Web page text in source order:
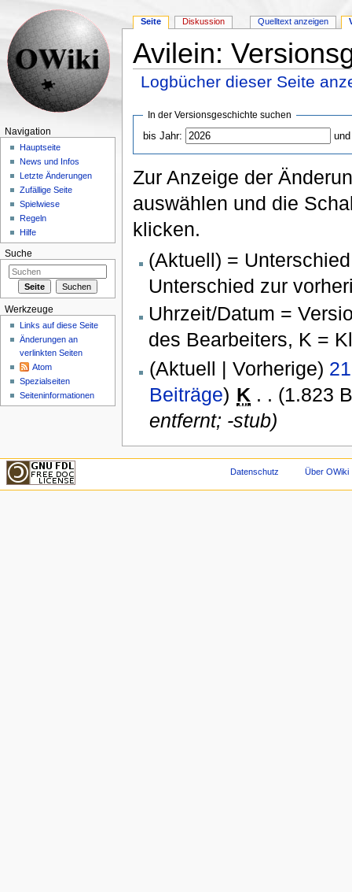
Avilein:
Logbücher dieser Seite
In der Versionsgeschichte suchen
bis Jahr:
Zur Anzeige der
auswählen und die
klicken.
(Aktuell) =
Unterschied zur
Uhrzeit/Datum =
des Bearbeiters, K =
(Aktuell | Vorherige)
Beiträge) K . . (1.823
entfernt; -stub)
Seite Diskussion Quelltext anzeigen
Navigation
Hauptseite
News und Infos
Letzte Änderungen
Zufällige Seite
Spielwiese
Regeln
Hilfe
Suche
Werkzeuge
Links auf diese Seite
Änderungen an
verlinkten Seiten
Atom
Spezialseiten
Seiteninformationen
Datenschutz Über OWiki